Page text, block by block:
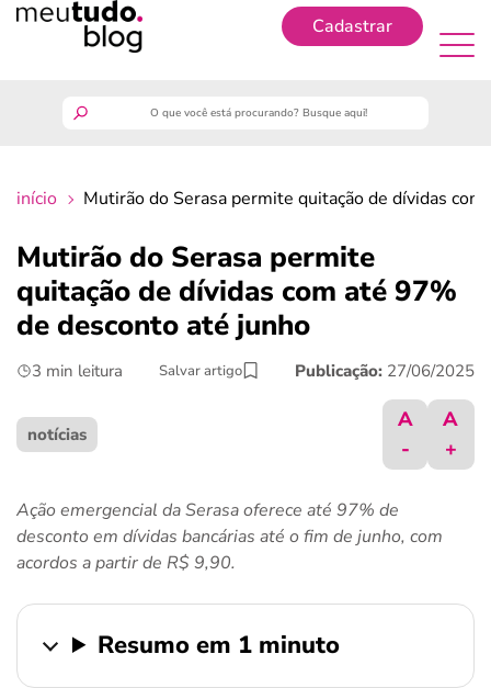
Cadastrar
finanças
benefícios
últimas notícias
ferramentas
início Mutirão do Serasa permite quitação de dívidas
Mutirão do Serasa permite
quitação de dívidas com até 97%
de desconto até junho
3 min leitura Salvar artigo Publicação: 27/06/2025
notícias
A
-
A
+
Ação emergencial da Serasa oferece até 97% de
desconto em dívidas bancárias até o fim de junho, com
acordos a partir de R$ 9,90.
Resumo em 1 minuto